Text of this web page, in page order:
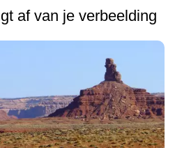
af van je verbeelding